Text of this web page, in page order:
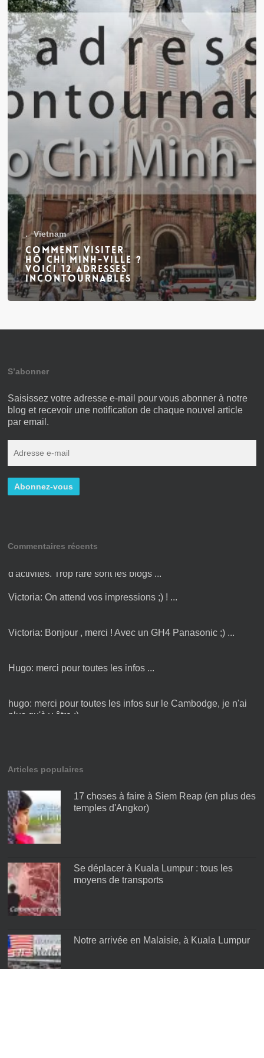
adresses
incontournables
. Vietnam
Comment visiter
Hô Chi Minh-Ville ?
Voici 12 adresses
incontournables
S’abonner
Saisissez votre adresse e-mail pour vous abonner à notre
blog et recevoir une notification de chaque nouvel article
par email.
Commentaires récents
Victoria: On attend vos impressions ;) ! ...
Victoria: Bonjour , merci ! Avec un GH4 Panasonic ;) ...
Hugo: merci pour toutes les infos ...
hugo:
merci pour toutes les infos sur le Cambodge, je n'ai
plus qu'à y être :) ...
Articles populaires
17 choses à faire à Siem Reap (en plus des
temples d'Angkor)
Se déplacer à Kuala Lumpur : tous les
moyens de transports
Notre arrivée en Malaisie, à Kuala Lumpur